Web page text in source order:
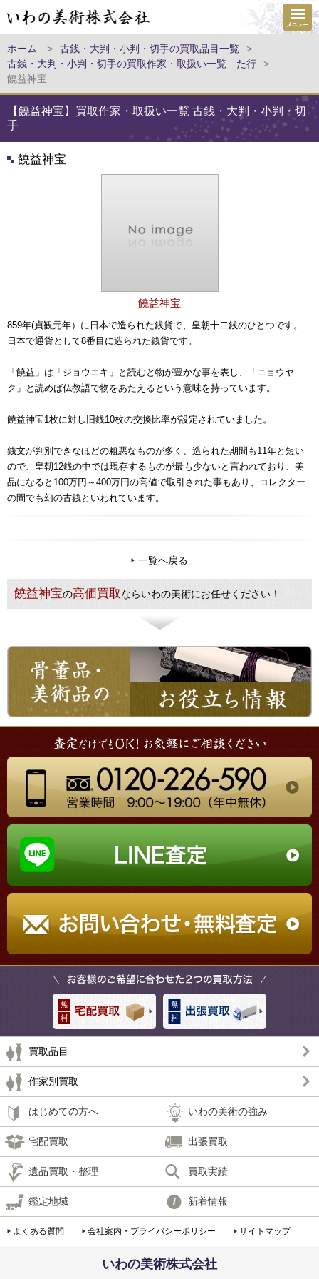
ホーム > 古銭・大判・小判・切手の買取品目一覧
>
古銭・大判・小判・切手の買取作家・取扱い一覧 た行
>
饒益神宝
【饒益神宝】買取作家・取扱い一覧 古銭・大判・小判・切
手
饒益神宝
饒益神宝
859年(貞観元年）に日本で造られた銭貨で、皇朝十二銭のひとつです。
日本で通貨として8番目に造られた銭貨です。
「饒益」は「ジョウエキ」と読むと物が豊かな事を表し、「ニョウヤ
ク」と読めば仏教語で物をあたえるという意味を持っています。
饒益神宝1枚に対し旧銭10枚の交換比率が設定されていました。
銭文が判別できなほどの粗悪なものが多く、造られた期間も11年と短い
ので、皇朝12銭の中では現存するものが最も少ないと言われており、美
品になると100万円～400万円の高値で取引された事もあり、コレクター
の間でも幻の古銭といわれています。
一覧へ戻る
饒益神宝の高価買取ならいわの美術にお任せください！
買取品目
作家別買取
はじめての方へ いわの美術の強み
宅配買取 出張買取
遺品買取・整理 買取実績
鑑定地域 新着情報
よくある質問 会社案内・プライバシーポリシー サイトマップ
いわの美術株式会社